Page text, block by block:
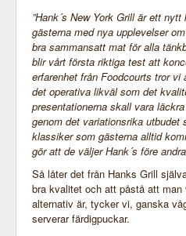
”Hank´s New York Grill är ett
gästerna med nya upplevelser
bra sammansatt mat för alla
blir vårt första riktiga test att
erfarenhet från Foodcourts tror
det operativa likväl som det
presentationerna skall vara
genom det variationsrika
klassiker som gästerna alltid
gör att de väljer Hank´s före
Så låter det från Hanks Grill
bra kvalitet och att påstå att
alternativ är, tycker vi, ganska
serverar färdigpuckar.